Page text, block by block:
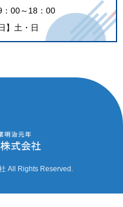
：00～18：00
】土・日
All Rights Reserved.